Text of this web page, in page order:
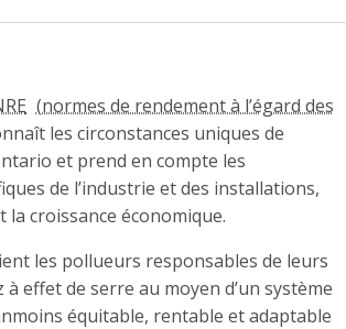
les circonstances uniques de
et prend en compte les
de l’industrie et des installations,
croissance économique.
les pollueurs responsables de leurs
à effet de serre au moyen d’un système
équitable, rentable et adaptable